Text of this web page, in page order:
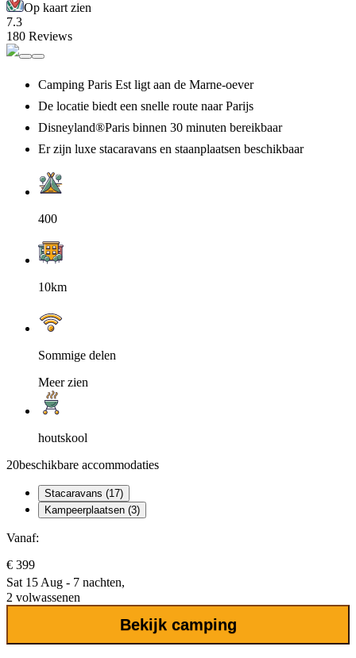
Op kaart zien
7.3
180 Reviews
Camping Paris Est ligt aan de Marne-oever
De locatie biedt een snelle route naar Parijs
Disneyland®Paris binnen 30 minuten bereikbaar
Er zijn luxe stacaravans en staanplaatsen beschikbaar
400
10km
Sommige delen
Meer zien
houtskool
20beschikbare accommodaties
Stacaravans (17)
Kampeerplaatsen (3)
Vanaf:
€ 399
Sat 15 Aug - 7 nachten,
2 volwassenen
Bekijk camping